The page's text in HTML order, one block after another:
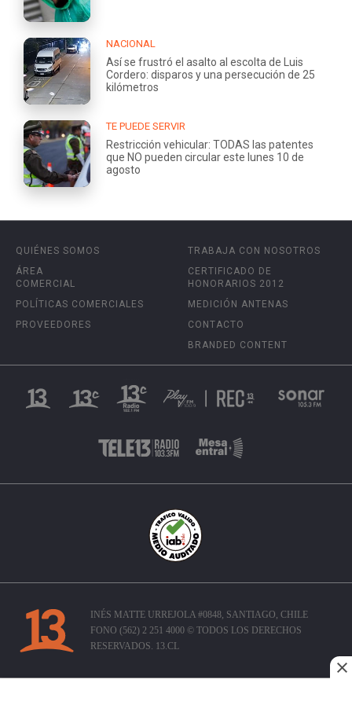
NACIONAL
Así se frustró el asalto al escolta de Luis
Cordero: disparos y una persecución de 25
kilómetros
TE PUEDE SERVIR
Restricción vehicular: TODAS las patentes
que NO pueden circular este lunes 10 de
agosto
QUIÉNES SOMOS
ÁREA
COMERCIAL
POLÍTICAS COMERCIALES
PROVEEDORES
TRABAJA CON NOSOTROS
CERTIFICADO DE
HONORARIOS 2012
MEDICIÓN ANTENAS
CONTACTO
BRANDED CONTENT
INÉS MATTE URREJOLA #0848, SANTIAGO, CHILE
FONO (562) 2 251 4000 © TODOS LOS DERECHOS
RESERVADOS. 13.CL